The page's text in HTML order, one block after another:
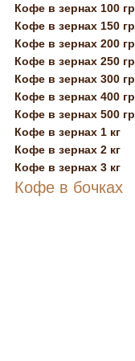
Кофе в зернах 100 гр
Кофе в зернах 150 гр
Кофе в зернах 200 гр
Кофе в зернах 250 гр
Кофе в зернах 300 гр
Кофе в зернах 400 гр
Кофе в зернах 500 гр
Кофе в зернах 1 кг
Кофе в зернах 2 кг
Кофе в зернах 3 кг
Кофе в бочках